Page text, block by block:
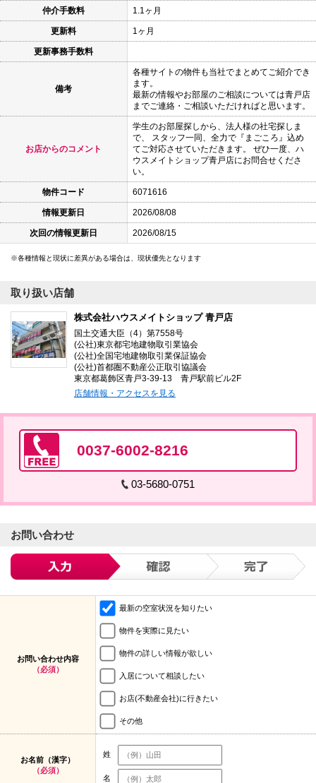
仲介手数料 1.1ヶ月
更新料 1ヶ月
更新事務手数料
備考
各種サイトの物件も当社でまとめてご紹介でき
ます。
最新の情報やお部屋のご相談については青戸店
までご連絡・ご相談いただければと思います。
お店からのコメント
学生のお部屋探しから、法人様の社宅探しま
で、 スタッフ一同、全力で『まごころ』込め
てご対応させていただきます。 ぜひ一度、ハ
ウスメイトショップ青戸店にお問合せくださ
い。
物件コード 6071616
情報更新日 2026/08/08
次回の情報更新日 2026/08/15
各種情報と現状に差異がある場合は、現状優先となります
取り扱い店舗
株式会社ハウスメイトショップ 青戸店
国土交通大臣（4）第7558号
(公社)東京都宅地建物取引業協会
(公社)全国宅地建物取引業保証協会
(公社)首都圏不動産公正取引協議会
東京都葛飾区青戸3-39-13 青戸駅前ビル2F
店舗情報・アクセスを見る
0037-6002-8216
03-5680-0751
お問い合わせ
お問い合わせ内容
（必須）
最新の空室状況を知りたい
物件を実際に見たい
物件の詳しい情報が欲しい
入居について相談したい
お店(不動産会社)に行きたい
その他
お名前（漢字）
（必須）
姓
名